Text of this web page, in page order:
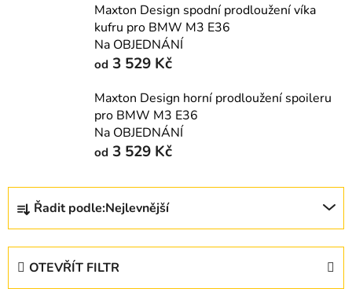
Maxton Design spodní prodloužení víka
kufru pro BMW M3 E36
Na OBJEDNÁNÍ
od 3 529 Kč
Maxton Design horní prodloužení spoileru
pro BMW M3 E36
Na OBJEDNÁNÍ
od 3 529 Kč
Ř
z
Řadit podle:Nejlevnější
OTEVŘÍT FILTR